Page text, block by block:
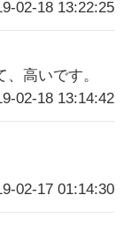
02-18 13:22:25
高いです。
02-18 13:14:42
02-17 01:14:30